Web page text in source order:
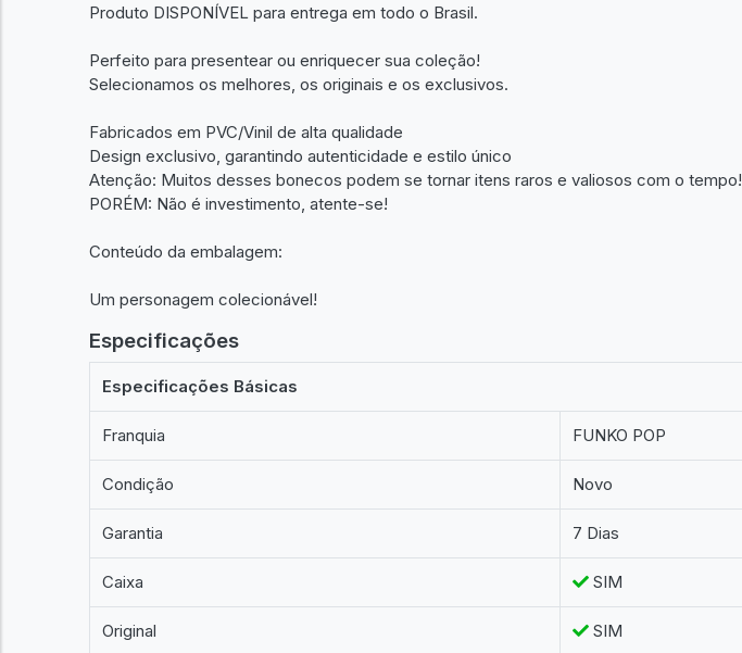
Produto DISPONÍVEL para entrega em todo o Brasil.
Perfeito para presentear ou enriquecer sua coleção!
Selecionamos os melhores, os originais e os exclusivos.
Fabricados em PVC/Vinil de alta qualidade
Design exclusivo, garantindo autenticidade e estilo único
Atenção: Muitos desses bonecos podem se tornar itens raros e valiosos com o tempo!
PORÉM: Não é investimento, atente-se!
Conteúdo da embalagem:
Um personagem colecionável!
Especificações
Especificações Básicas
Franquia FUNKO POP
Condição Novo
Garantia 7 Dias
Caixa SIM
Original SIM